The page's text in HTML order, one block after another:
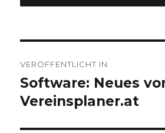
VERÖFFENTLICHT IN
Software: Neues
Vereinsplaner.at